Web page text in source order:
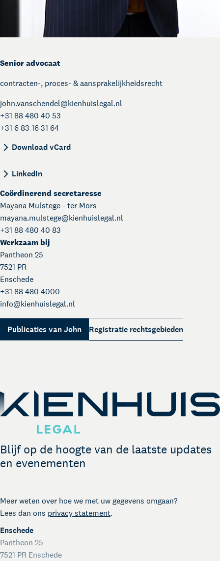
Kienhuis Legal Academy
Masterclasses en Events
Over Kienhuis Legal
Uw legal business partner
Legal support voor startups
International desk
Crisisdienst voor ondernemers en organisaties
Voor juridisch advies met spoed buiten kantooruren
Kienhuis Legal Foundation
Senior advocaat
contracten-, proces- & aansprakelijkheidsrecht
john.vanschendel@kienhuislegal.nl
+31 88 480 40 53
+31 6 83 16 31 64
Download vCard
LinkedIn
Coördinerend secretaresse
Mayana Mulstege - ter Mors
mayana.mulstege@kienhuislegal.nl
+31 88 480 40 83
Werkzaam bij
Pantheon 25
7521 PR
Enschede
+31 88 480 4000
info@kienhuislegal.nl
Publicaties van John Registratie rechtsgebieden
Blijf op de hoogte van de laatste updates
en evenementen
Meer weten over hoe we met uw gegevens omgaan?
Lees dan ons privacy statement.
Enschede
Pantheon 25
7521 PR Enschede